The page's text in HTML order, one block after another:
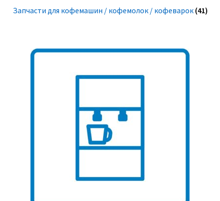
Запчасти для кофемашин / кофемолок / кофеварок (41)